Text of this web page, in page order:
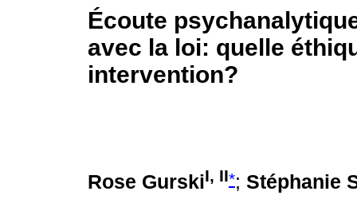
Écoute
avec la loi: quelle
intervention?
Rose GurskiI, II*; Stéphanie